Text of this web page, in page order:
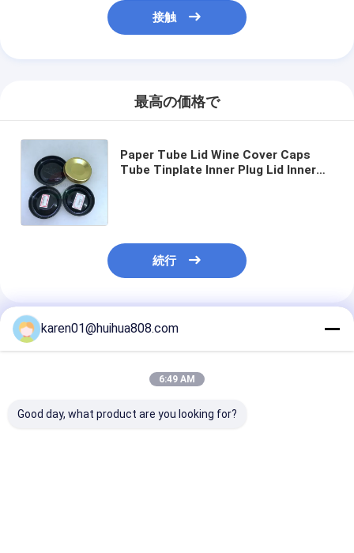
接触
最高の価格で
Paper Tube Lid Wine Cover Caps
Tube Tinplate Inner Plug Lid Inner
続行
推薦されたプロダクト
karen01@huihua808.com
6:49 AM
Good day, what product are you looking for?